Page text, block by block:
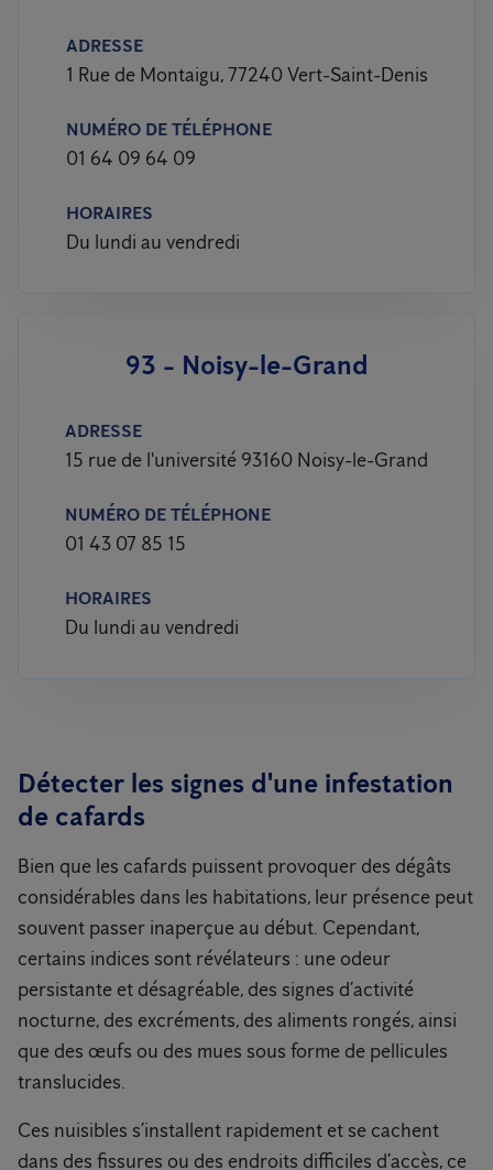
ADRESSE
1 Rue de Montaigu, 77240 Vert-Saint-Denis
NUMÉRO DE TÉLÉPHONE
01 64 09 64 09
HORAIRES
Du lundi au vendredi
93 - Noisy-le-Grand
ADRESSE
15 rue de l'université 93160 Noisy-le-Grand
NUMÉRO DE TÉLÉPHONE
01 43 07 85 15
HORAIRES
Du lundi au vendredi
Détecter les signes d'une infestation
de cafards
Bien que les cafards puissent provoquer des dégâts
considérables dans les habitations, leur présence peut
souvent passer inaperçue au début. Cependant,
certains indices sont révélateurs : une odeur
persistante et désagréable, des signes d’activité
nocturne, des excréments, des aliments rongés, ainsi
que des œufs ou des mues sous forme de pellicules
translucides.
Ces nuisibles s’installent rapidement et se cachent
dans des fissures ou des endroits difficiles d’accès, ce